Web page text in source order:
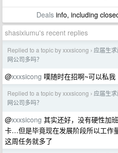
Dealsinfo, including
shasixiumu's recent replies
Replied to a topic by xxxsicong › 应届生
网公司多吗？
@xxxsicong 噗随时在招啊~可以私我
Replied to a topic by xxxsicong › 应届生
网公司多吗？
@xxxsicong 其实还好，没有硬性加
卡…但是毕竟现在发展阶段所以工作
这周任务就多了